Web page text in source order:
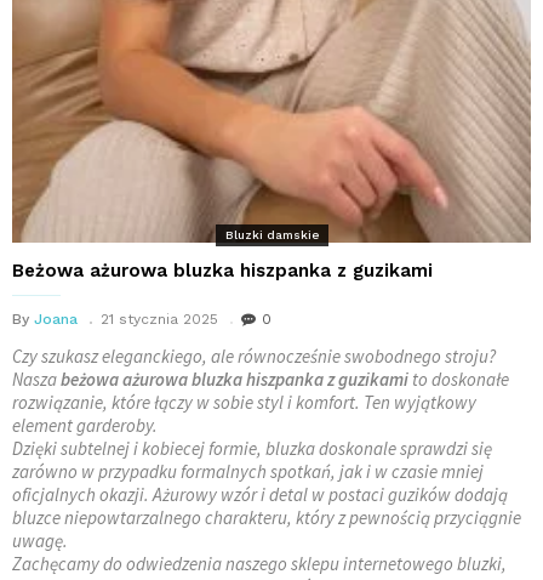
Bluzki damskie
Beżowa ażurowa bluzka hiszpanka z guzikami
By Joana 21 stycznia 2025 0
Czy szukasz eleganckiego, ale równocześnie swobodnego stroju?
Naszabeżowa ażurowa bluzka hiszpanka z guzikami to doskonałe
rozwiązanie, które łączy w sobie styl i komfort. Ten wyjątkowy
element garderoby.
Dzięki subtelnej i kobiecej formie, bluzka doskonale sprawdzi się
zarówno w przypadku formalnych spotkań, jak i w czasie mniej
oficjalnych okazji. Ażurowy wzór i detal w postaci guzików dodają
bluzce niepowtarzalnego charakteru, który z pewnością przyciągnie
uwagę.
Zachęcamy do odwiedzenia naszego sklepu internetowego bluzki,